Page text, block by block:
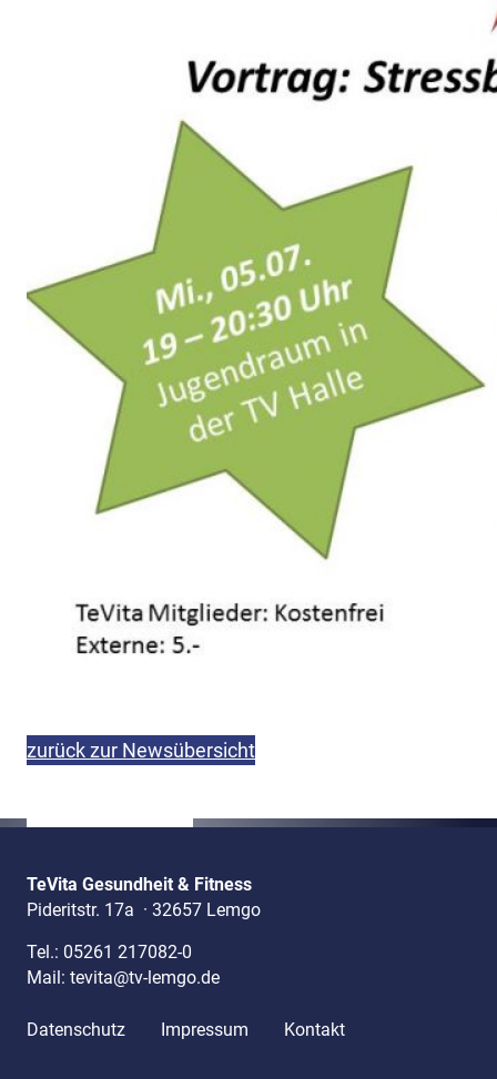
zurück zur Newsübersicht
TeVita Gesundheit & Fitness
Pideritstr. 17a · 32657 Lemgo
Tel.: 05261 217082-0
Mail: tevita@tv-lemgo.de
Datenschutz Impressum Kontakt